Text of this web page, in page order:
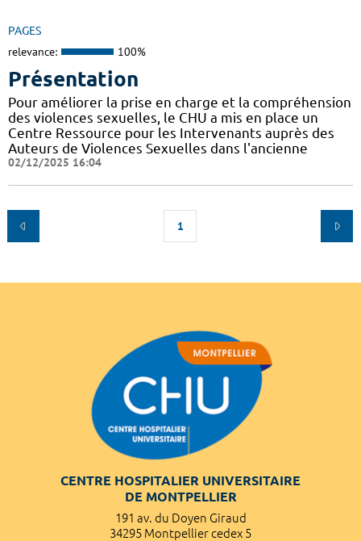
PAGES
relevance: 100%
Présentation
Pour améliorer la prise en charge et la compréhension
des violences sexuelles, le CHU a mis en place un
Centre Ressource pour les Intervenants auprès des
Auteurs de Violences Sexuelles dans l'ancienne
02/12/2025 16:04
1
CENTRE HOSPITALIER UNIVERSITAIRE
DE MONTPELLIER
191 av. du Doyen Giraud
34295 Montpellier cedex 5